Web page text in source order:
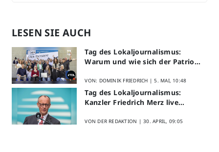
LESEN SIE AUCH
Tag des Lokaljournalismus:
Warum und wie sich der Patriot
VON: DOMINIK FRIEDRICH |5. MAI, 10:48
Tag des Lokaljournalismus:
Kanzler Friedrich Merz live
VON DER REDAKTION |30. APRIL, 09:05